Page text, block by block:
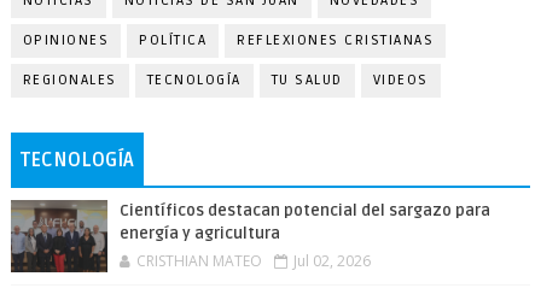
OPINIONES POLÍTICA REFLEXIONES CRISTIANAS
REGIONALES TECNOLOGÍA TU SALUD VIDEOS
TECNOLOGÍA
Científicos destacan potencial del sargazo para
energía y agricultura
CRISTHIAN MATEO Jul 02, 2026